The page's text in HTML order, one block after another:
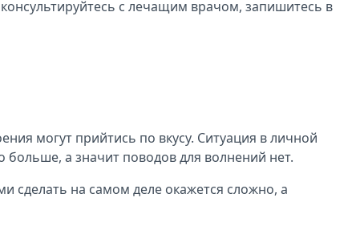
с лечащим врачом, запишитесь в
могут прийтись по вкусу. Ситуация в личной
а значит поводов для волнений нет.
сделать на самом деле окажется сложно, а